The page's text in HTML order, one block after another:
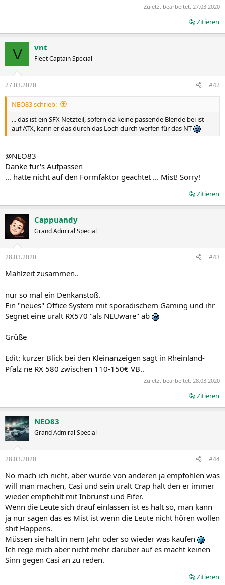
Zuletzt bearbeitet: 27.03.2020
Zitieren
V vnt
Fleet Captain Special
27.03.2020 #42
NEO83 schrieb:
... das ist ein SFX Netzteil, sofern da keine passende Blende bei ist
auf ATX, kann er das durch das Loch durch werfen für das NT
@NEO83
Danke für's Aufpassen
... hatte nicht auf den Formfaktor geachtet ... Mist! Sorry!
Zitieren
Cappuandy
Grand Admiral Special
28.03.2020 #43
Mahlzeit zusammen..
nur so mal ein Denkanstoß.
Ein "neues" Office System mit sporadischem Gaming und ihr
Segnet eine uralt RX570 "als NEUware" ab
Grüße
Edit: kurzer Blick bei den Kleinanzeigen sagt in Rheinland-
Pfalz ne RX 580 zwischen 110-150€ VB..
Zuletzt bearbeitet: 28.03.2020
Zitieren
NEO83
Grand Admiral Special
28.03.2020 #44
Nö mach ich nicht, aber wurde von anderen ja empfohlen was
will man machen, Casi und sein uralt Crap halt den er immer
wieder empfiehlt mit Inbrunst und Eifer.
Wenn die Leute sich drauf einlassen ist es halt so, man kann
ja nur sagen das es Mist ist wenn die Leute nicht hören wollen
shit Happens.
Müssen sie halt in nem Jahr oder so wieder was kaufen
Ich rege mich aber nicht mehr darüber auf es macht keinen
Sinn gegen Casi an zu reden.
Zitieren